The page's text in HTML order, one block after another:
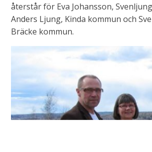
återstår för Eva Johansson,
Anders Ljung, Kinda kommun och
Bräcke kommun.